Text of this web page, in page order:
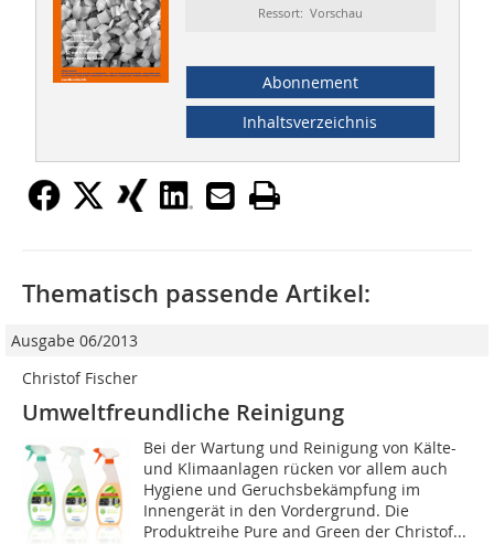
Ressort: Vorschau
Abonnement
Inhaltsverzeichnis
Thematisch passende Artikel:
Ausgabe 06/2013
Christof Fischer
Umweltfreundliche Reinigung
Bei der Wartung und Reinigung von Kälte-
und Klimaanlagen rücken vor allem auch
Hygiene und Geruchsbekämpfung im
Innengerät in den Vordergrund. Die
Produktreihe Pure and Green der Christof...